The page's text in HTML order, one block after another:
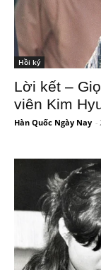
Hồi ký
Lời kết –
viên Kim
Hàn Quốc Ngày Nay -